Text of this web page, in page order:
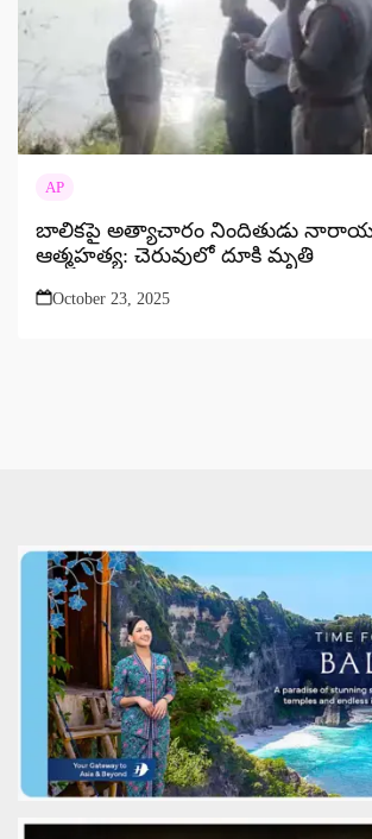
AP
బాలికపై అత్యాచారం నిందితుడు
ఆత్మహత్య: చెరువులో దూకి మృతి
October 23, 2025